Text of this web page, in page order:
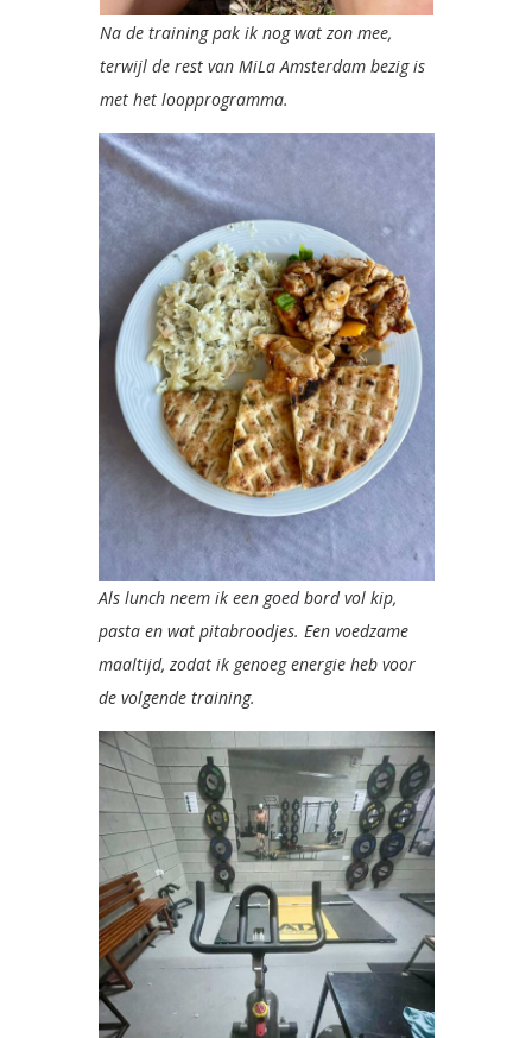
Na de training pak ik nog wat zon mee,
terwijl de rest van MiLa Amsterdam bezig is
met het loopprogramma.
Als lunch neem ik een goed bord vol kip,
pasta en wat pitabroodjes. Een voedzame
maaltijd, zodat ik genoeg energie heb voor
de volgende training.